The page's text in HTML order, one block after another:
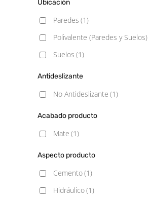
Ubicación
Paredes (1)
Polivalente (Paredes y Suelos)
Suelos (1)
Antideslizante
No Antideslizante (1)
Acabado producto
Mate (1)
Aspecto producto
Cemento(1)
Hidráulico(1)